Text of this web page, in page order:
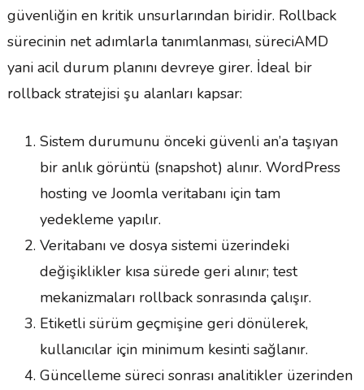
güvenliğin en kritik unsurlarından biridir. Rollback
sürecinin net adımlarla tanımlanması, süreciAMD
yani acil durum planını devreye girer. İdeal bir
rollback stratejisi şu alanları kapsar:
Sistem durumunu önceki güvenli an’a taşıyan
bir anlık görüntü (snapshot) alınır. WordPress
hosting ve Joomla veritabanı için tam
yedekleme yapılır.
Veritabanı ve dosya sistemi üzerindeki
değişiklikler kısa sürede geri alınır; test
mekanizmaları rollback sonrasında çalışır.
Etiketli sürüm geçmişine geri dönülerek,
kullanıcılar için minimum kesinti sağlanır.
Güncelleme süreci sonrası analitikler üzerinden